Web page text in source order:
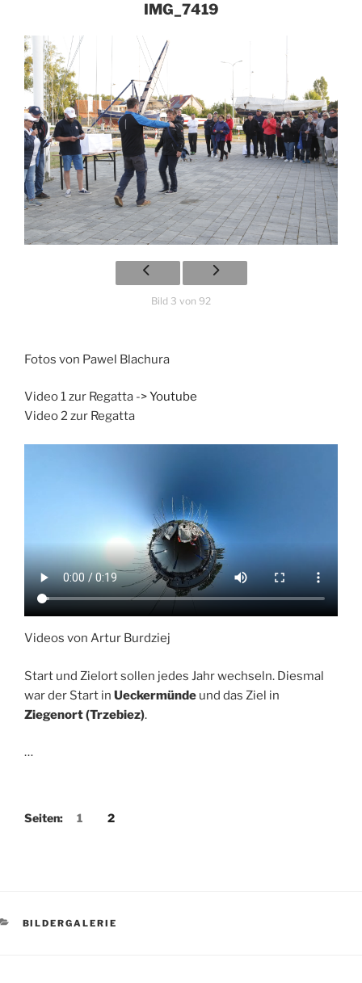
IMG_7419
Bild 3 von 92
Fotos von Pawel Blachura
Video 1 zur Regatta ->Youtube
Video 2 zur Regatta
Videos von Artur Burdziej
Start und Zielort sollen jedes Jahr wechseln. Diesmal
war der Start in Ueckermünde und das Ziel in
Ziegenort(Trzebiez).
…
Seiten: 1 2
KATEGORIEN
BILDERGALERIE